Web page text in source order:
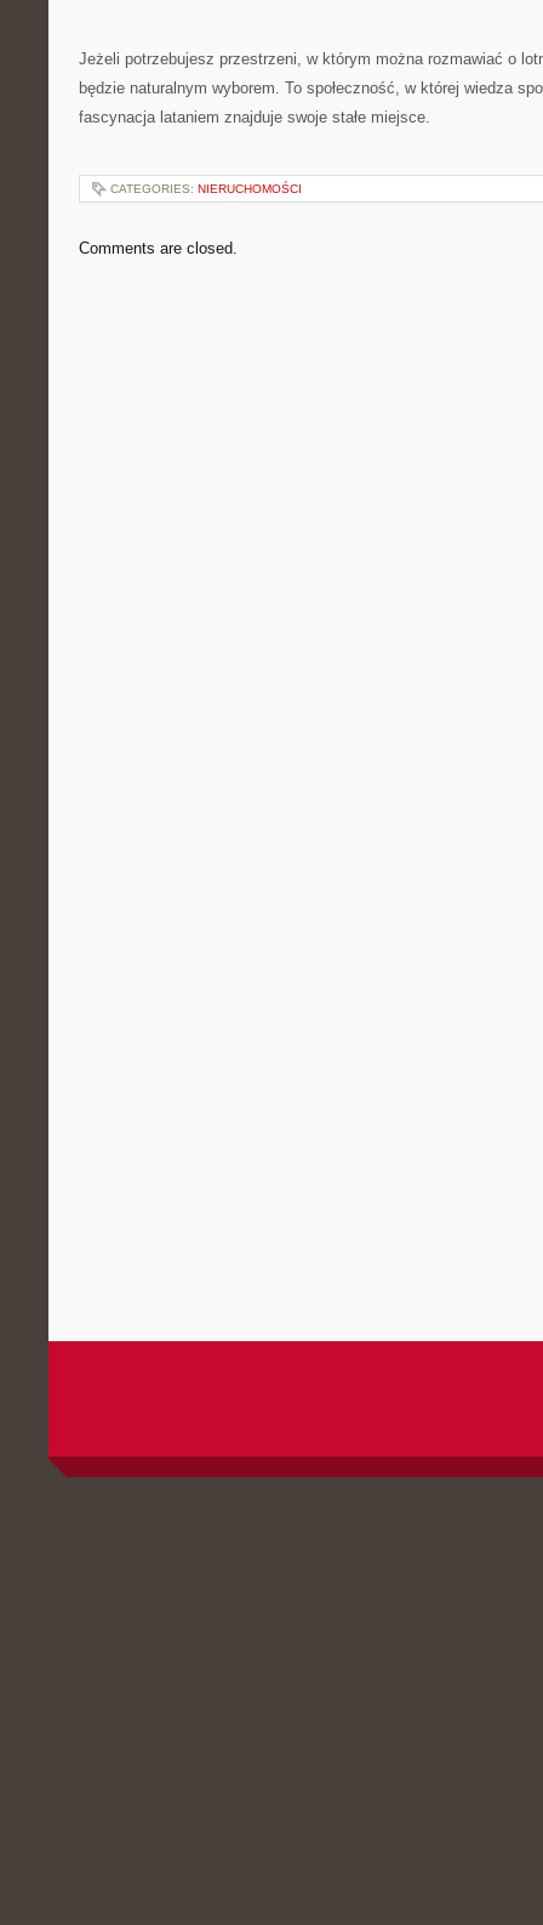
Jeżeli potrzebujesz przestrzeni, w którym można rozmawiać o
będzie naturalnym wyborem. To społeczność, w której wiedza
fascynacja lataniem znajduje swoje stałe miejsce.
CATEGORIES: NIERUCHOMOŚCI
Comments are closed.